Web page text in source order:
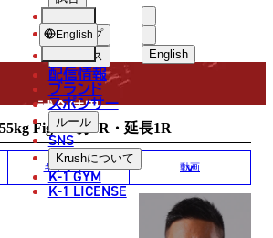
English
한국어
中文（简体
中文（繁體
ショップ
ニュース
配信情報
ブランド
スポンサー
ルール
SNS
Krushについて
K-1 GYM
K-1 LICENSE
English
RESULT
試合結果
Fight/3分3R・延長1R
ギャラリー 動画